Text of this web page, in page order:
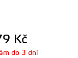
Kč
do 3 dní